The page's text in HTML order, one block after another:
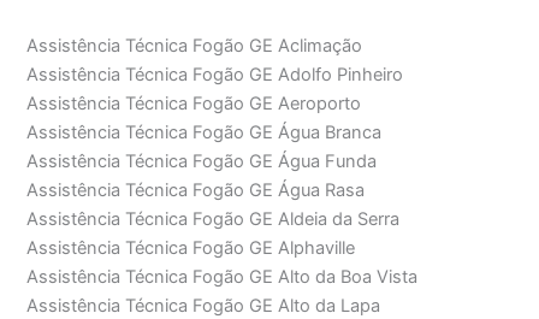
Assistência Técnica Fogão GE Aclimação
Assistência Técnica Fogão GE Adolfo Pinheiro
Assistência Técnica Fogão GE Aeroporto
Assistência Técnica Fogão GE Água Branca
Assistência Técnica Fogão GE Água Funda
Assistência Técnica Fogão GE Água Rasa
Assistência Técnica Fogão GE Aldeia da Serra
Assistência Técnica Fogão GE Alphaville
Assistência Técnica Fogão GE Alto da Boa Vista
Assistência Técnica Fogão GE Alto da Lapa